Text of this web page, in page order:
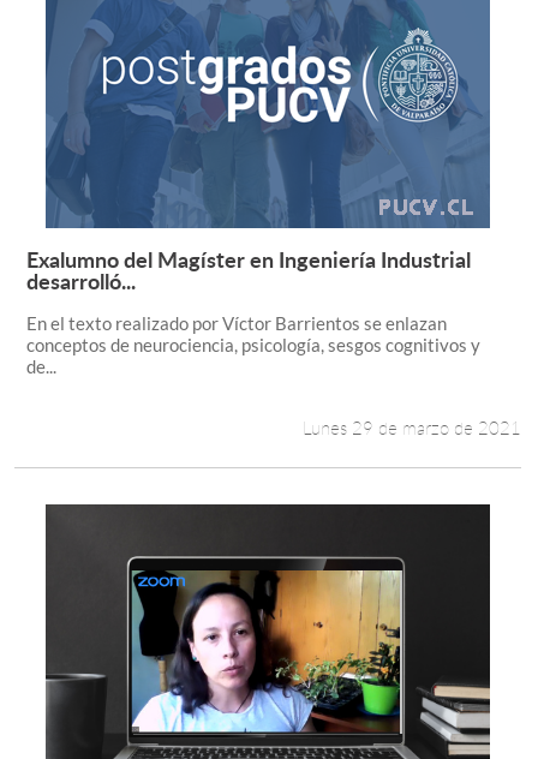
Leer más +
Exalumno del Magíster en Ingeniería Industrial
desarrolló...
En el texto realizado por Víctor Barrientos se enlazan
conceptos de neurociencia, psicología, sesgos cognitivos y
de...
Lunes 29 de marzo de 2021